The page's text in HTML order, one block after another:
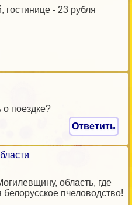
гостинице - 23 рубля
о поездке?
Ответить
область, где
пчеловодство!